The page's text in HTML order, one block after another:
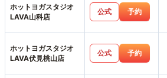
ホットヨガスタジオ
LAVA山科店
公式 予約
ホットヨガスタジオ
LAVA伏見桃山店
公式 予約